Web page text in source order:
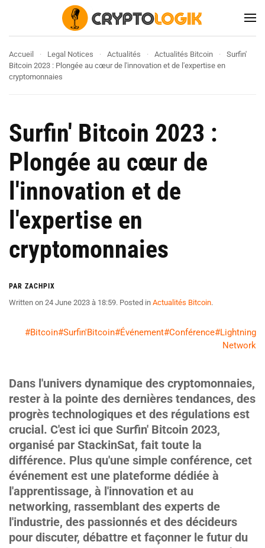
Accueil Legal Notices Actualités Actualités Bitcoin
Surfin'
Bitcoin 2023 : Plongée au cœur de l'innovation et de l'expertise en
cryptomonnaies
Surfin' Bitcoin 2023 :
Plongée au cœur de
l'innovation et de
l'expertise en
cryptomonnaies
PAR ZACHPIX
Written on 24 June 2023 à 18:59. Posted in Actualités Bitcoin.
#Bitcoin#Surfin'Bitcoin#Événement#Conférence#Lightning
Network
Dans l'univers dynamique des cryptomonnaies,
rester à la pointe des dernières tendances, des
progrès technologiques et des régulations est
crucial. C'est ici que Surfin' Bitcoin 2023,
organisé par StackinSat, fait toute la
différence. Plus qu'une simple conférence, cet
événement est une plateforme dédiée à
l'apprentissage, à l'innovation et au
networking, rassemblant des experts de
l'industrie, des passionnés et des décideurs
pour discuter, débattre et façonner le futur du